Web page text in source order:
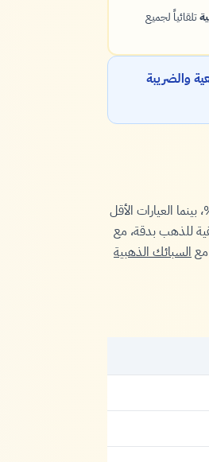
تلقائياً لجميع
والضريبة
يشير إلى نقاوة الذهب في السبيكة أو المجوهرات، حيث يُعتبر عيار 24 ذهباً خالصاً 100%، بينما العيارات الأقل
للذهب بدقة، مع
السبائك الذهبية